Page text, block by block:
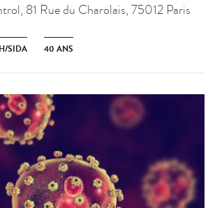
81 Rue du Charolais, 75012 Paris
SIDA 40 ANS